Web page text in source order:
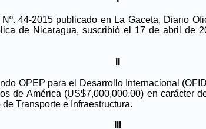
44-2015 publicado en La Gaceta, Diario
de Nicaragua, suscribió el 17 de abril de
OPEP para el Desarrollo Internacional
de América (US$7,000,000.00) en carácter
Transporte e Infraestructura.